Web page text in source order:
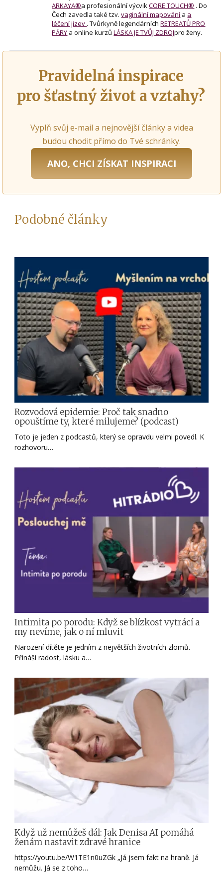
ARKAYA®a profesionální výcvikCORE TOUCH® . Do
Čech zavedla také tzv.vaginální mapování a a
léčení jizev . Tvůrkyně legendárníchRETREATŮ PRO
PÁRY a online kurzůLÁSKA JE TVŮJ ZDROJpro ženy.
Pravidelná inspirace
pro šťastný život a vztahy?
Vyplň svůj e-mail a nejnovější články a videa
budou chodit přímo do Tvé schránky.
ANO, CHCI ZÍSKAT INSPIRACI
Podobné články
Rozvodová epidemie: Proč tak snadno
opouštíme ty, které milujeme? (podcast)
Toto je jeden z podcastů, který se opravdu velmi povedl. K
rozhovoru…
Intimita po porodu: Když se blízkost vytrácí a
my nevíme, jak o ní mluvit
Narození dítěte je jedním z největších životních zlomů.
Přináší radost, lásku a…
Když už nemůžeš dál: Jak Denisa AI pomáhá
ženám nastavit zdravé hranice
https://youtu.be/W1TE1n0uZGk „Já jsem fakt na hraně. Já
nemůžu. Já se z toho…